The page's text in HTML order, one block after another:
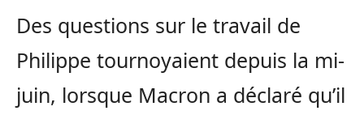
Des questions sur le travail de
Philippe tournoyaient depuis la mi-
juin, lorsque Macron a déclaré qu’il